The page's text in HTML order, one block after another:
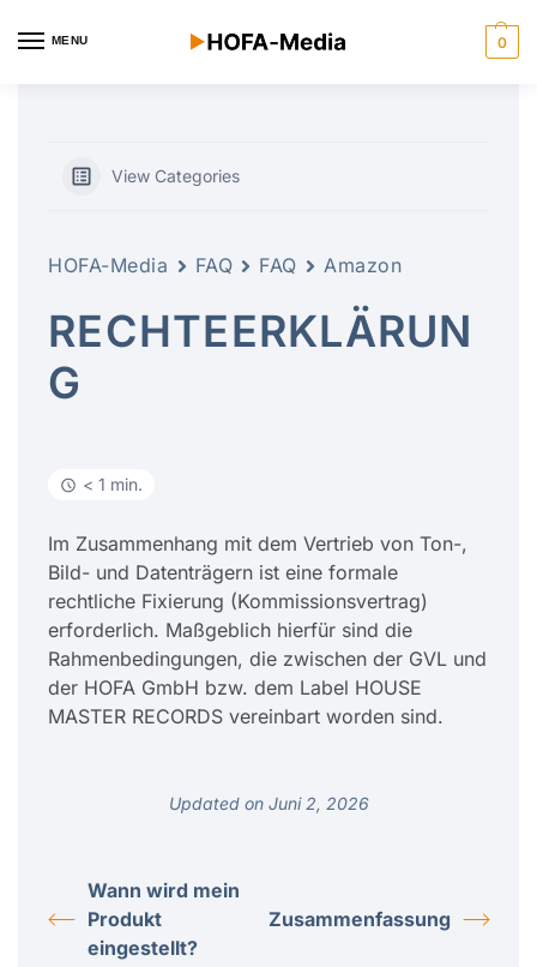
MENU 0
View Categories
HOFA-Media FAQ FAQ Amazon
RECHTEERKLÄRUN
G
< 1 min.
Im Zusammenhang mit dem Vertrieb von Ton-,
Bild- und Datenträgern ist eine formale
rechtliche Fixierung (Kommissionsvertrag)
erforderlich. Maßgeblich hierfür sind die
Rahmenbedingungen, die zwischen der GVL und
der HOFA GmbH bzw. dem Label HOUSE
MASTER RECORDS vereinbart worden sind.
Updated on Juni 2, 2026
Wann wird mein
Produkt
eingestellt?
Zusammenfassung